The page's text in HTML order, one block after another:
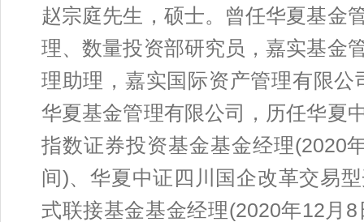
赵宗庭先生，硕士。曾任华夏基金
理、数量投资部研究员，嘉实基金
理助理，嘉实国际资产管理有限
华夏基金管理有限公司，历任华夏
指数证券投资基金基金经理(2020
间)、华夏中证四川国企改革交易
式联接基金基金经理(2020年12月